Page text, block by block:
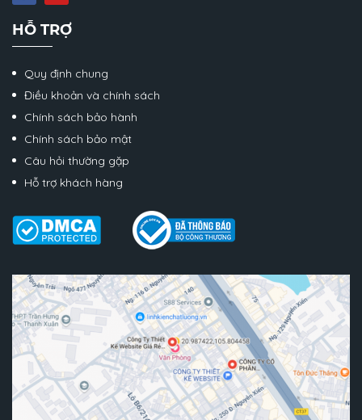
HỖ TRỢ
Quy định chung
Điều khoản và chính sách
Chính sách bảo hành
Chính sách bảo mật
Câu hỏi thường gặp
Hỗ trợ khách hàng